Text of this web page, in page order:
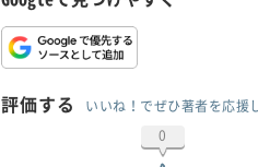
評価する
いいね！でぜひ著者を応援
0